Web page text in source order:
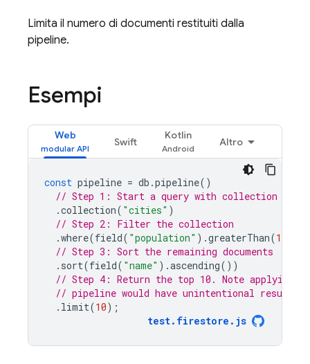
Limita il numero di documenti restituiti dalla
pipeline.
Esempi
Web
Swift
Kotlin
Altro
const pipeline = db .pipeline()
// Step 1: Start a query with collection scope
.collection( "cities" )
// Step 2: Filter the collection
.where(field( "population" ).greaterThan(100000
// Step 3: Sort the remaining documents
. sort(field( "name" ).ascending())
// Step 4: Return the top 10. Note
// pipeline would have unintentional results.
. limit(10);
test. firestore . js